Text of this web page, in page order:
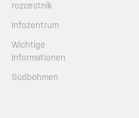
rozcestník
Infozentrum
Wichtige
Informationen
Südböhmen